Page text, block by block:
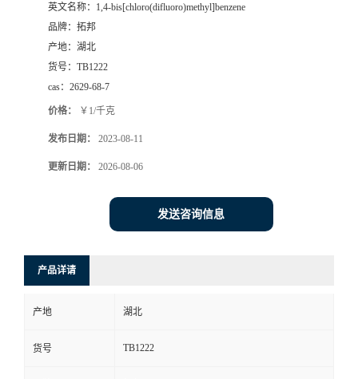
英文名称： 1,4-bis[chloro(difluoro)methyl]benzene
品牌： 拓邦
产地： 湖北
货号： TB1222
cas： 2629-68-7
价格： ￥1/千克
发布日期： 2023-08-11
更新日期： 2026-08-06
发送咨询信息
产品详请
产地 湖北
货号 TB1222